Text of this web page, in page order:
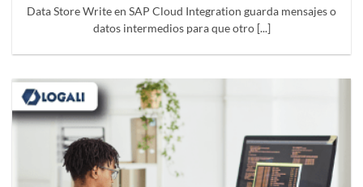
Data Store Write en SAP Cloud Integration guarda mensajes o
datos intermedios para que otro [...]